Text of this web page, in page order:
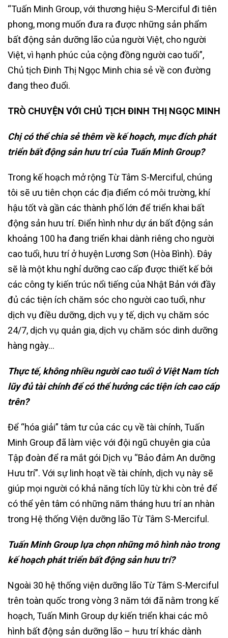
“Tuấn Minh Group, với thương hiệu S-Merciful đi tiên
phong, mong muốn đưa ra được những sản phẩm
bất động sản dưỡng lão của người Việt, cho người
Việt, vì hạnh phúc của cộng đồng người cao tuổi”,
Chủ tịch Đinh Thị Ngọc Minh chia sẻ về con đường
đang theo đuổi.
TRÒ CHUYỆN VỚI CHỦ TỊCH ĐINH THỊ NGỌC MINH
Chị có thể chia sẻ thêm về kế hoạch, mục đích phát
triển bất động sản hưu trí của Tuấn Minh Group?
Trong kế hoạch mở rộng Từ Tâm S-Merciful, chúng
tôi sẽ ưu tiên chọn các địa điểm có môi trường, khí
hậu tốt và gần các thành phố lớn để triển khai bất
động sản hưu trí. Điển hình như dự án bất động sản
khoảng 100 ha đang triển khai dành riêng cho người
cao tuổi, hưu trí ở huyện Lương Sơn (Hòa Bình). Đây
sẽ là một khu nghỉ dưỡng cao cấp được thiết kế bởi
các công ty kiến trúc nổi tiếng của Nhật Bản với đầy
đủ các tiện ích chăm sóc cho người cao tuổi, như
dịch vụ điều dưỡng, dịch vụ y tế, dịch vụ chăm sóc
24/7, dịch vụ quản gia, dịch vụ chăm sóc dinh dưỡng
hàng ngày…
Thực tế, không nhiều người cao tuổi ở Việt Nam tích
lũy đủ tài chính để có thể hưởng các tiện ích cao cấp
trên?
Để “hóa giải” tâm tư của các cụ về tài chính, Tuấn
Minh Group đã làm việc với đội ngũ chuyên gia của
Tập đoàn để ra mắt gói Dịch vụ “Bảo đảm An dưỡng
Hưu trí”. Với sự linh hoạt về tài chính, dịch vụ này sẽ
giúp mọi người có khả năng tích lũy từ khi còn trẻ để
có thể yên tâm có những năm tháng hưu trí an nhàn
trong Hệ thống Viện dưỡng lão Từ Tâm S-Merciful.
Tuấn Minh Group lựa chọn những mô hình nào trong
kế hoạch phát triển bất động sản hưu trí?
Ngoài 30 hệ thống viện dưỡng lão Từ Tâm S-Merciful
trên toàn quốc trong vòng 3 năm tới đã nằm trong kế
hoạch, Tuấn Minh Group dự kiến triển khai các mô
hình bất động sản dưỡng lão – hưu trí khác dành